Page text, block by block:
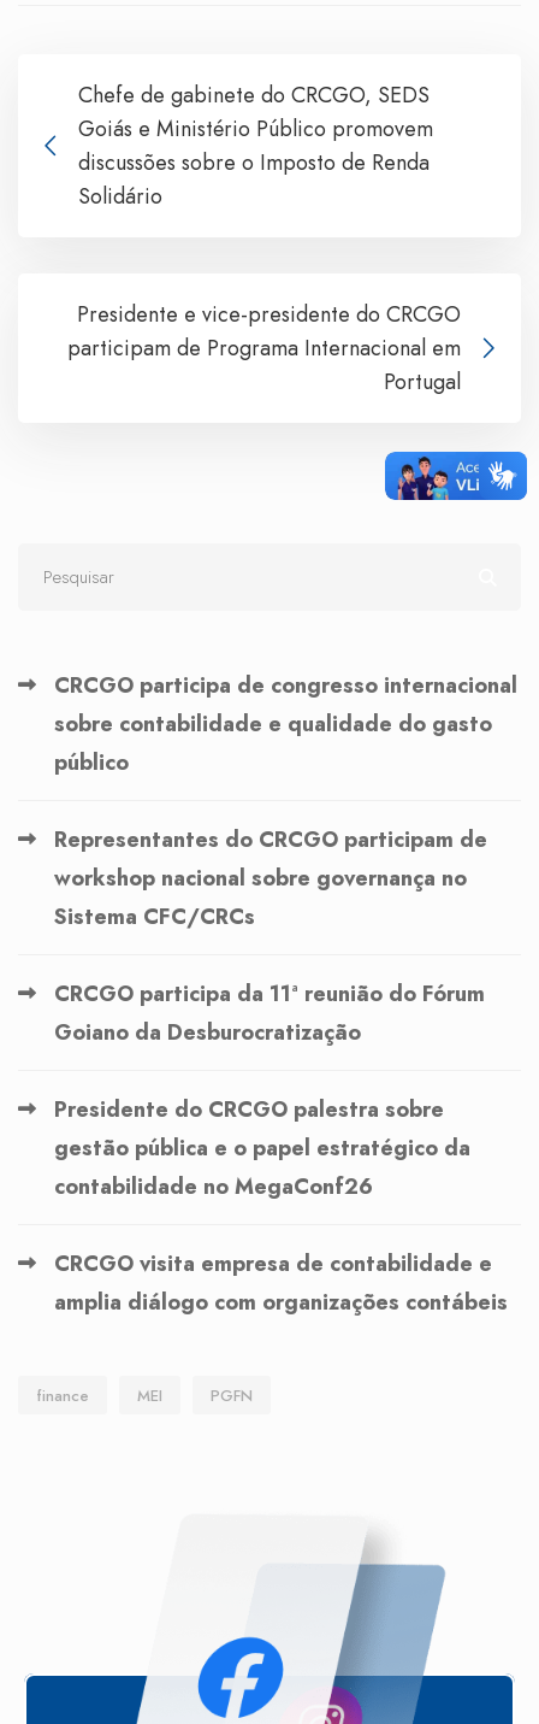
Chefe de gabinete do CRCGO, SEDS
Goiás e Ministério Público promovem
discussões sobre o Imposto de Renda
Solidário
Presidente e vice-presidente do CRCGO
participam de Programa Internacional em
Portugal
CRCGO participa de congresso internacional
sobre contabilidade e qualidade do gasto
público
Representantes do CRCGO participam de
workshop nacional sobre governança no
Sistema CFC/CRCs
CRCGO participa da 11ª reunião do Fórum
Goiano da Desburocratização
Presidente do CRCGO palestra sobre
gestão pública e o papel estratégico da
contabilidade no MegaConf26
CRCGO visita empresa de contabilidade e
amplia diálogo com organizações contábeis
finance MEI PGFN